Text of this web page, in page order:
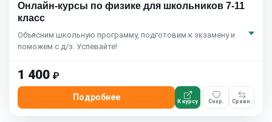
Онлайн-курсы по физике для школьников 7-11
класс
Объясним школьную программу, подготовим к экзамену и
поможем с д/з. Успевайте!
1 400 ₽
Подробнее К курсу Сохр. Сравн.